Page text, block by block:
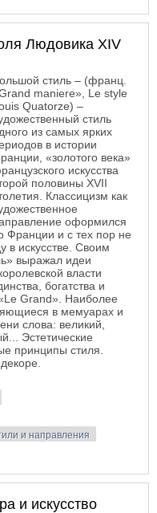
Людовика XIV
стиль – (франц.
maniere», Le style
Quatorze) –
стиль
из самых ярких
в истории
«золотого века»
искусства
половины XVII
Классицизм как
оформился
Франции и с тех пор не
в искусстве. Своим
выражал идеи
власти
богатства и
Grand». Наиболее
в мемуарах и
слова: великий,
Эстетические
принципы стиля.
и направления
и искусство